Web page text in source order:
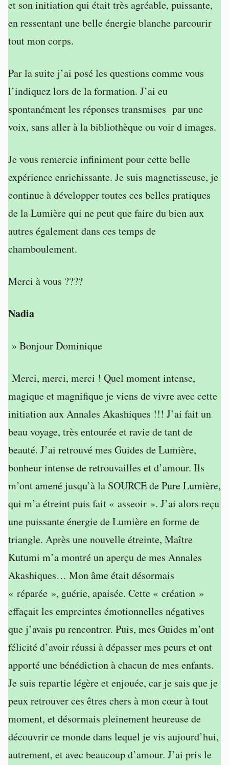
et son initiation qui était très agréable, puissante,
en ressentant une belle énergie blanche parcourir
tout mon corps.
Par la suite j’ai posé les questions comme vous
l’indiquez lors de la formation. J’ai eu
spontanément les réponses transmises par une
voix, sans aller à la bibliothèque ou voir d images.
Je vous remercie infiniment pour cette belle
expérience enrichissante. Je suis magnetisseuse, je
continue à développer toutes ces belles pratiques
de la Lumière qui ne peut que faire du bien aux
autres également dans ces temps de
chamboulement.
Merci à vous ????
Nadia
» Bonjour Dominique
Merci, merci, merci ! Quel moment intense,
magique et magnifique je viens de vivre avec cette
initiation aux Annales Akashiques !!! J’ai fait un
beau voyage, très entourée et ravie de tant de
beauté. J’ai retrouvé mes Guides de Lumière,
bonheur intense de retrouvailles et d’amour. Ils
m’ont amené jusqu’à la SOURCE de Pure Lumière,
qui m’a étreint puis fait « asseoir ». J’ai alors reçu
une puissante énergie de Lumière en forme de
triangle. Après une nouvelle étreinte, Maître
Kutumi m’a montré un aperçu de mes Annales
Akashiques… Mon âme était désormais
« réparée », guérie, apaisée. Cette « création »
effaçait les empreintes émotionnelles négatives
que j’avais pu rencontrer. Puis, mes Guides m’ont
félicité d’avoir réussi à dépasser mes peurs et ont
apporté une bénédiction à chacun de mes enfants.
Je suis repartie légère et enjouée, car je sais que je
peux retrouver ces êtres chers à mon cœur à tout
moment, et désormais pleinement heureuse de
découvrir ce monde dans lequel je vis aujourd’hui,
autrement, et avec beaucoup d’amour. J’ai pris le